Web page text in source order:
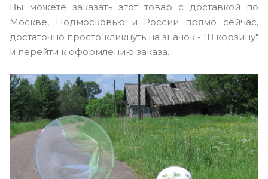
Вы можете заказать этот товар с доставкой по
Москве, Подмосковью и России прямо сейчас,
достаточно просто кликнуть на значок - "В корзину"
и перейти к оформлению заказа.